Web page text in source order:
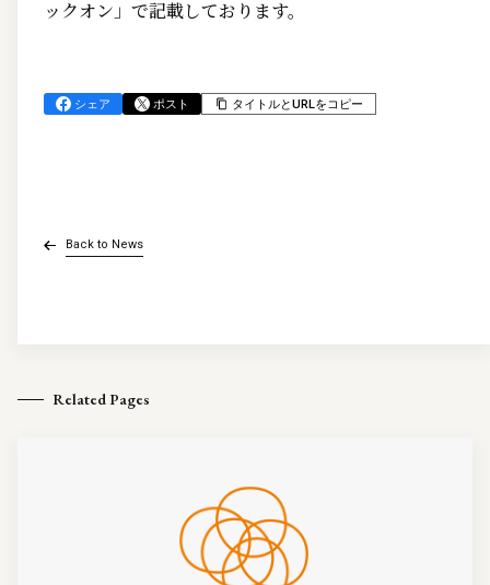
ックオン」で記載しております。
シェア ポスト タイトルとURLをコピー
Back to News
Related Pages